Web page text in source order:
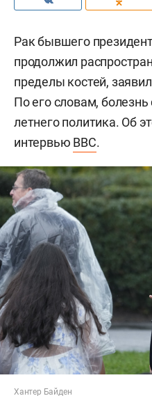
Рак бывшего
продолжил
пределы костей,
По его словам, болезнь
летнего политика. Об
интервью BBC.
Хантер Байден